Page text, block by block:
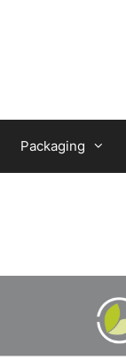
Packaging